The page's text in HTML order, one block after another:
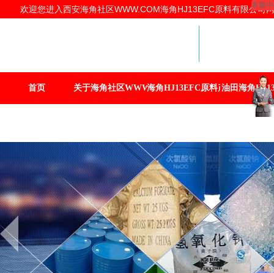
欢迎您进入西安海角社区WWW.COM海角HJ13EFC原料有限公司网
首页 关于海角社区WWW.COM海角HJ13EFC原料产品油田海角
客服